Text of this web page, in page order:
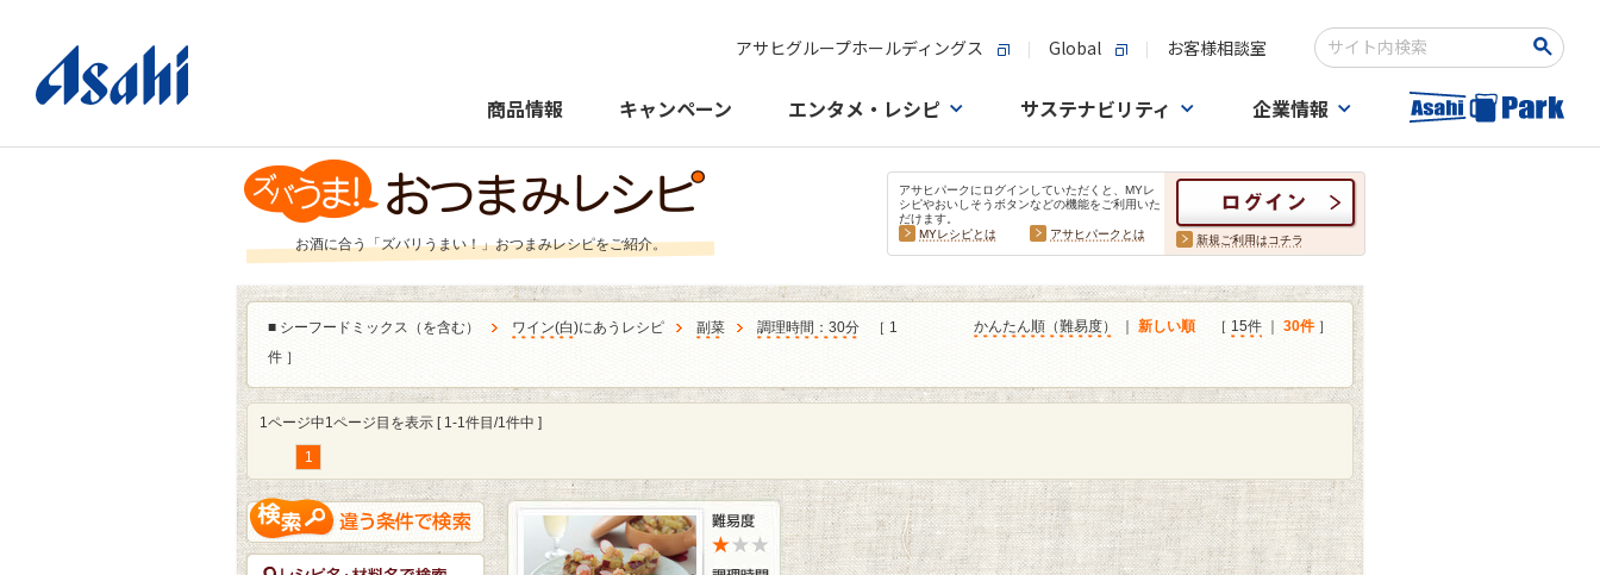
アサヒグループホールディングス Global お客様相談室
検索キーワード入力
商品情報 キャンペーン エンタメ・レシピ サステナビリティ 企業情報
お酒に合う「ズバリうまい！」おつまみレシピをご紹介。
アサヒパークにログインしていただくと、MYレ
シピやおいしそうボタンなどの機能をご利用いた
だけます。
MYレシピとは
アサヒパークとは 新規ご利用はコチラ
■ シーフードミックス（を含む） ワイン(白)にあうレシピ 副菜 調理時間：30分
［ 1
件 ］
かんたん順（難易度） 新しい順 ［ 15件 30件 ］
1ページ中1ページ目を表示 [ 1-1件目/1件中 ]
1